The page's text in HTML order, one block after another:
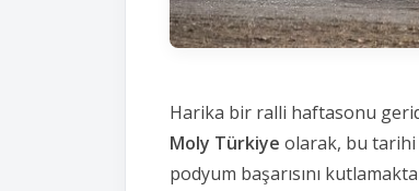
Harika bir ralli haftasonu
Moly Türkiye olarak, bu tarihi
podyum başarısını